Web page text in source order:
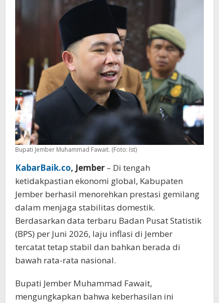
Lewat
Strategi
Jitu
Bupati Jember Muhammad Fawait. (Foto: Ist)
KabarBaik.co, Jember – Di tengah
ketidakpastian ekonomi global, Kabupaten
Jember berhasil menorehkan prestasi gemilang
dalam menjaga stabilitas domestik.
Berdasarkan data terbaru Badan Pusat Statistik
(BPS) per Juni 2026, laju inflasi di Jember
tercatat tetap stabil dan bahkan berada di
bawah rata-rata nasional.
Bupati Jember Muhammad Fawait,
mengungkapkan bahwa keberhasilan ini